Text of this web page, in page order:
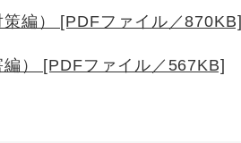
編） [PDFファイル／870KB]
） [PDFファイル／567KB]